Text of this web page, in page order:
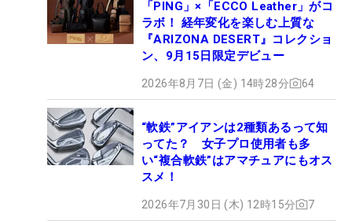
「PING」×「ECCO Leather」がコ
ラボ！ 経年変化を楽しむ上質な
『ARIZONA DESERT』コレクショ
ン、9月15日限定デビュー
2026年8月7日 (金) 14時28分 64
“軟鉄”アイアンは2種類あるって知
ってた？ 女子プロ使用者も多
い“複合軟鉄”はアマチュアにもオス
スメ！
2026年7月30日 (木) 12時15分 7